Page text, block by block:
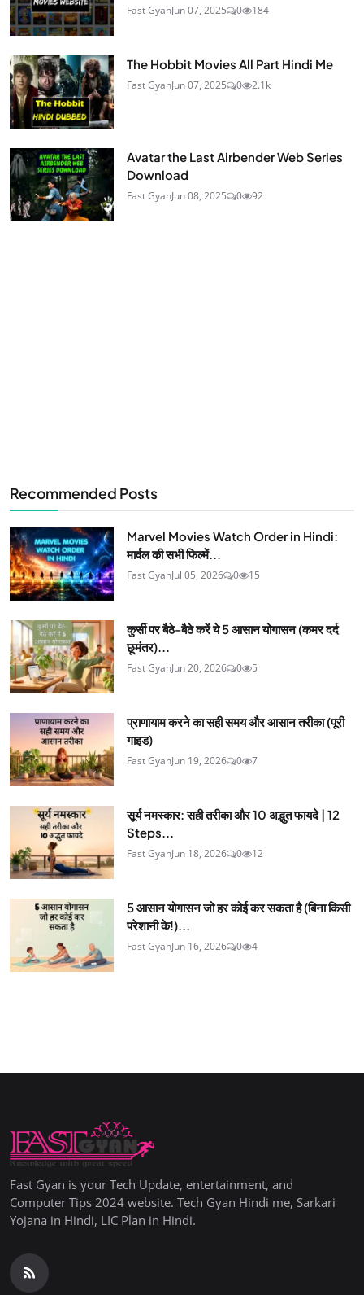
Fast GyanJun 07, 2025 0 184
The Hobbit Movies All Part Hindi Me
Fast GyanJun 07, 2025 0 2.1k
Avatar the Last Airbender Web Series
Download
Fast GyanJun 08, 2025 0 92
Recommended Posts
Marvel Movies Watch Order in Hindi:
मार्वल की सभी फिल्में...
Fast GyanJul 05, 2026 0 15
कुर्सी पर बैठे-बैठे करें ये 5 आसान योगासन (कमर दर्द
छूमंतर)...
Fast GyanJun 20, 2026 0 5
प्राणायाम करने का सही समय और आसान तरीका (पूरी
गाइड)
Fast GyanJun 19, 2026 0 7
सूर्य नमस्कार: सही तरीका और 10 अद्भुत फायदे | 12
Steps...
Fast GyanJun 18, 2026 0 12
5 आसान योगासन जो हर कोई कर सकता है (बिना किसी
परेशानी के!)...
Fast GyanJun 16, 2026 0 4
Fast Gyan is your Tech Update, entertainment, and
Computer Tips 2024 website. Tech Gyan Hindi me, Sarkari
Yojana in Hindi, LIC Plan in Hindi.